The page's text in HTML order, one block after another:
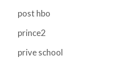
post hbo
prince2
prive school